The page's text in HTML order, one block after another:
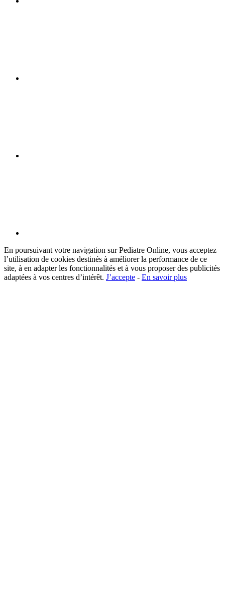
En poursuivant votre navigation sur Pediatre Online, vous acceptez
l’utilisation de cookies destinés à améliorer la performance de ce
site, à en adapter les fonctionnalités et à vous proposer des publicités
adaptées à vos centres d’intérêt. J’accepte - En savoir plus